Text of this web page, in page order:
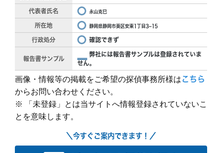
代表者氏名 永山克巳
所在地 静岡県静岡市葵区安東1丁目3−15
行政処分 確認できず
報告書サンプル
弊社には報告書サンプルは登録されていま
せん。
画像・情報等の掲載をご希望の探偵事務所様はこちら
からお問い合わせください。
※ 「未登録」とは当サイトへ情報登録されていないこ
とを意味します。
＼今すぐご案内できます！／